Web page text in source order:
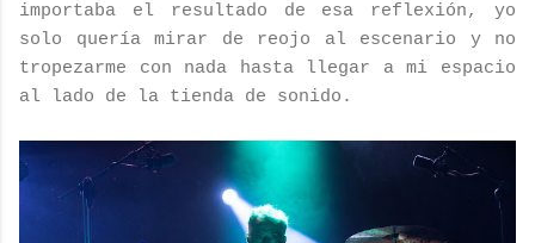
importaba el resultado de esa reflexión, yo
solo quería mirar de reojo al escenario y no
tropezarme con nada hasta llegar a mi espacio
al lado de la tienda de sonido.